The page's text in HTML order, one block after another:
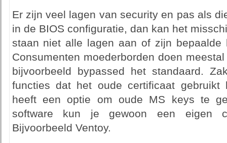
Er zijn veel lagen van security en pas als
in de BIOS configuratie, dan kan het
staan niet alle lagen aan of zijn bepaalde
Consumenten moederborden doen
bijvoorbeeld bypassed het standaard.
functies dat het oude certificaat gebruikt
heeft een optie om oude MS keys te
software kun je gewoon een eigen
Bijvoorbeeld Ventoy.